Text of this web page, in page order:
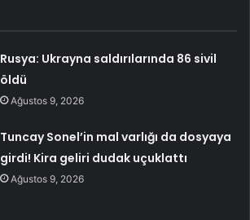
Rusya: Ukrayna saldırılarında 86 sivil
öldü
Ağustos 9, 2026
Tuncay Sonel’in mal varlığı da dosyaya
girdi! Kira geliri dudak uçuklattı
Ağustos 9, 2026